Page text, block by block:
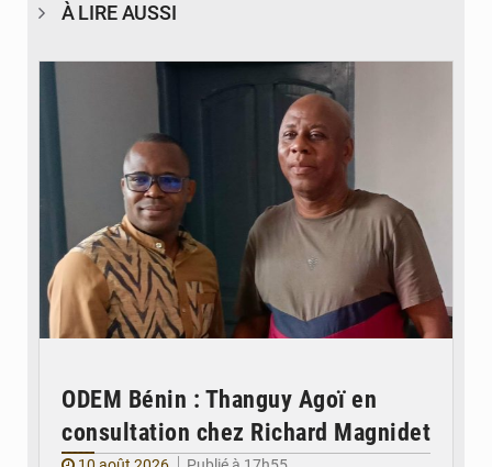
À LIRE AUSSI
ODEM Bénin : Thanguy Agoï en
consultation chez Richard Magnidet